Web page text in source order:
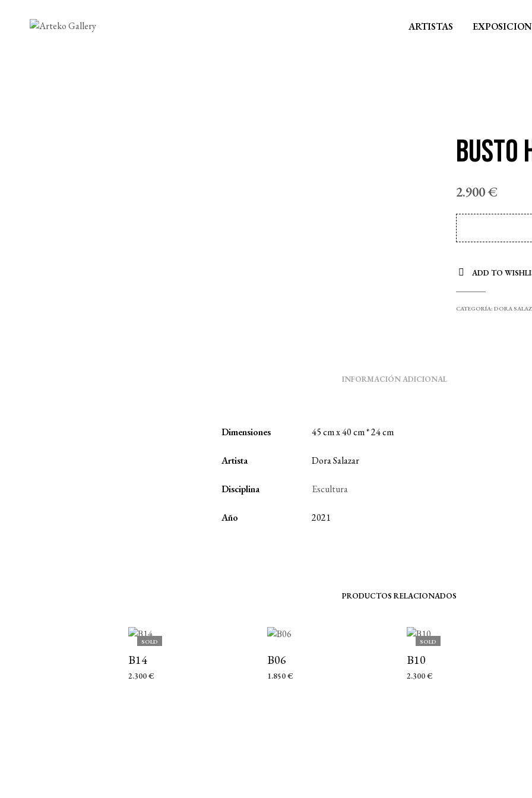
ARTISTAS
Busto
2.900€
ADD TO
CATEGORÍA:DORA
INFORMACIÓN ADICIONAL
Dimensiones 45 cm x 40 cm * 24 cm
Artista Dora Salazar
Disciplina Escultura
Año 2021
PRODUCTOS RELACIONADOS
SOLD
B14
2.300€
B06
1.850€
SOLD
B10
2.300€